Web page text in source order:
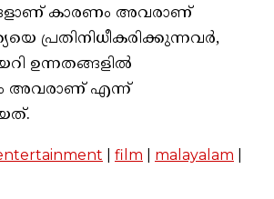
കാരണം അവരാണ്
പ്രതിനിധീകരിക്കുന്നവർ,
ഉന്നതങ്ങളിൽ
അവരാണ് എന്ന്
film malayalam